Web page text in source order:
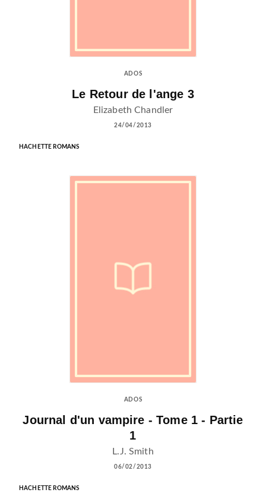
ADOS
Le Retour de l'ange 3
Elizabeth Chandler
24/04/2013
HACHETTE ROMANS
ADOS
Journal d'un vampire - Tome 1 - Partie
1
L.J. Smith
06/02/2013
HACHETTE ROMANS